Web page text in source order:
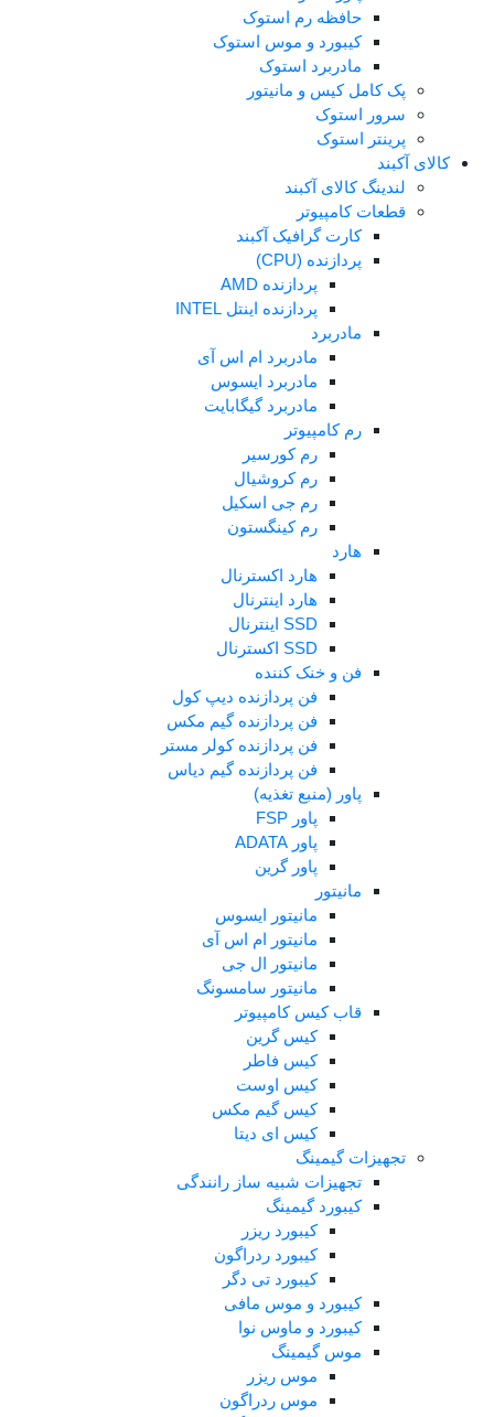
حافظه رم استوک
کیبورد و موس استوک
مادربرد استوک
کامل کیس و مانیتور
استوک
استوک
کالای آکبند
کامپیوتر
کارت گرافیک آکبند
پردازنده اینتل INTEL
مادربرد ام اس آی
مادربرد ایسوس
مادربرد گیگابایت
رم کامپیوتر
رم کورسیر
رم کروشیال
رم جی اسکیل
رم کینگستون
هارد اکسترنال
هارد اینترنال
فن و خنک کننده
فن پردازنده دیپ کول
فن پردازنده گیم مکس
فن پردازنده کولر مستر
فن پردازنده گیم دیاس
پاور (منبع تغذیه)
مانیتور ایسوس
مانیتور ام اس آی
مانیتور ال جی
مانیتور سامسونگ
قاب کیس کامپیوتر
کیس فاطر
کیس اوست
کیس گیم مکس
کیس ای دیتا
گیمینگ
تجهیزات شبیه ساز رانندگی
کیبورد گیمینگ
کیبورد ریزر
کیبورد ردراگون
کیبورد تی دگر
کیبورد و موس مافی
کیبورد و ماوس نوا
موس گیمینگ
موس ردراگون